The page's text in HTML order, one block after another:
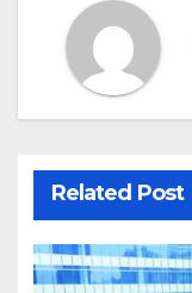
Related Post